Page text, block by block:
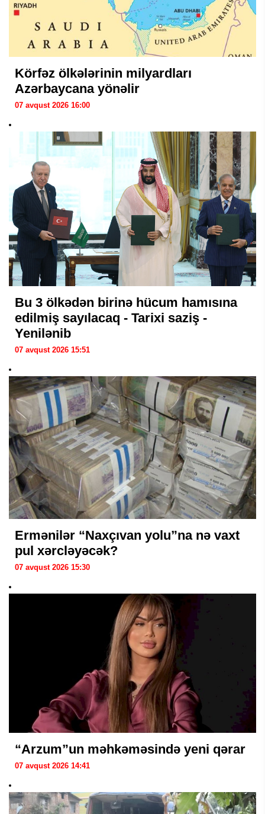
Körfəz ölkələrinin milyardları
Azərbaycana yönəlir
07 avqust 2026 16:00
Bu 3 ölkədən birinə hücum hamısına
edilmiş sayılacaq - Tarixi saziş -
Yenilənib
07 avqust 2026 15:51
Ermənilər “Naxçıvan yolu”na nə vaxt
pul xərcləyəcək?
07 avqust 2026 15:30
“Arzum”un məhkəməsində yeni qərar
07 avqust 2026 14:41